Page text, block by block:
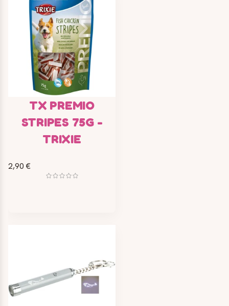
TX PREMIO
STRIPES 75G -
TRIXIE
2,90 €